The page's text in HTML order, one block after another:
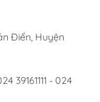
Điển, Huyện
39161111 - 024